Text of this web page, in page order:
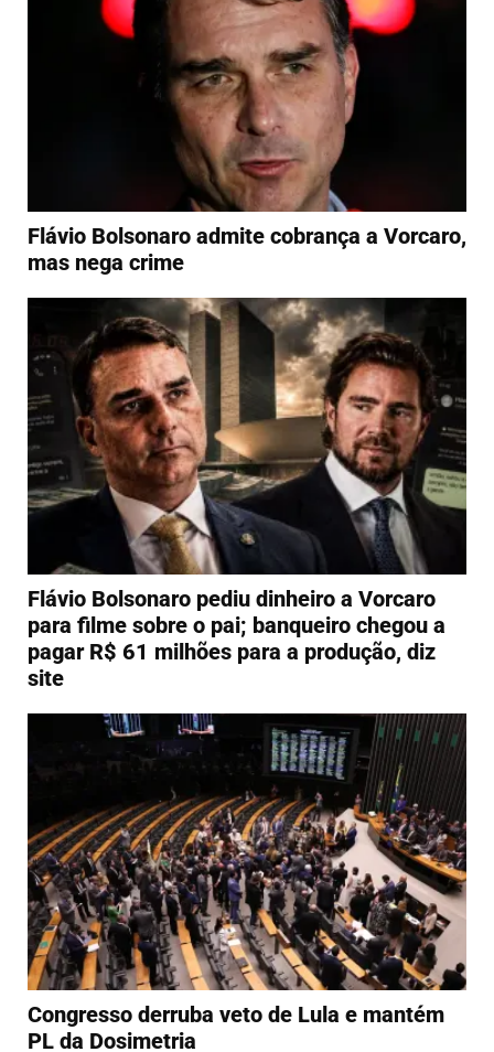
Flávio Bolsonaro admite cobrança a Vorcaro,
mas nega crime
Flávio Bolsonaro pediu dinheiro a Vorcaro
para filme sobre o pai; banqueiro chegou a
pagar R$ 61 milhões para a produção, diz
site
Congresso derruba veto de Lula e mantém
PL da Dosimetria